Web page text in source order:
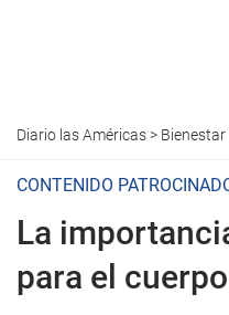
Diario las Américas> Bienestar
CONTENIDO
La
para el